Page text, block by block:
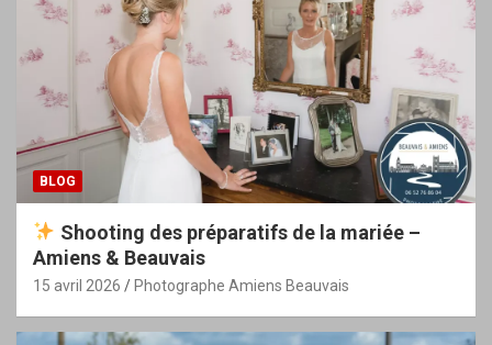
BLOG
Shooting des préparatifs de la mariée –
Amiens & Beauvais
15 avril 2026 Photographe Amiens Beauvais